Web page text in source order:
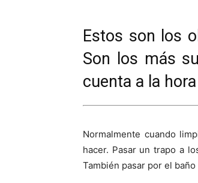
Estos son los
Son los más
cuenta a la
Normalmente cuando
hacer. Pasar un trapo a
También pasar por el